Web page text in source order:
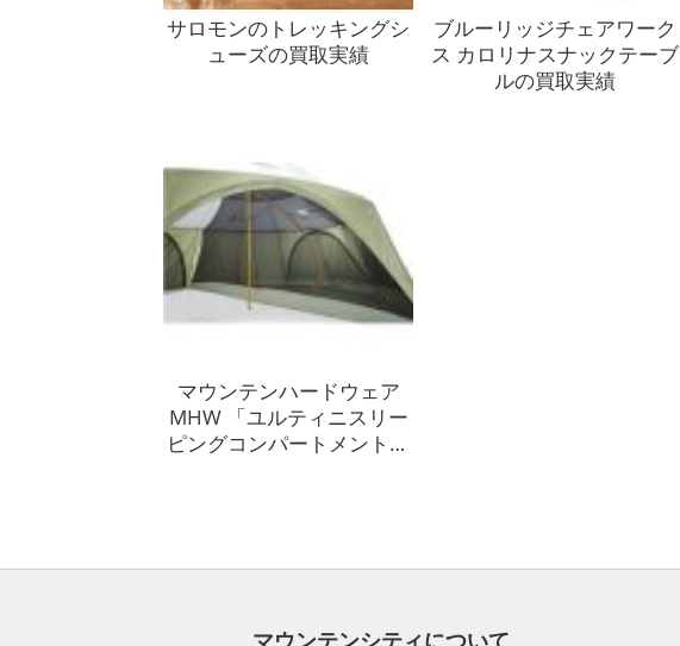
サロモンのトレッキングシ
ューズの買取実績
ブルーリッジチェアワーク
ス カロリナスナックテーブ
ルの買取実績
マウンテンハードウェア
MHW 「ユルティニスリー
ピングコンパートメント」
マウンテンシティについて